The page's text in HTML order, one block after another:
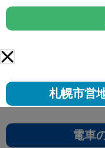
札幌市営
電車